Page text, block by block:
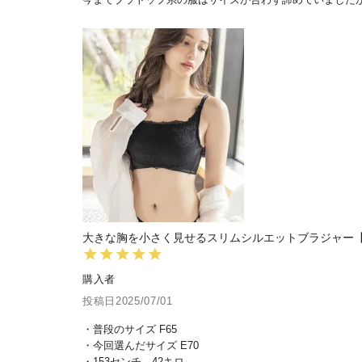
大きな胸を小さく見せるスリムシルエットブラジャー
購入者
投稿日 2025/07/01
・普段のサイズ F65
・今回選んだサイズ E70